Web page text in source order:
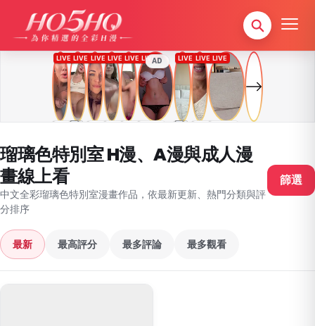
AD
瑠璃色特別室 H漫、A漫與成人漫
畫線上看
中文全彩瑠璃色特別室漫畫作品，依最新更新、熱門分類與評
分排序
篩選
最新 最高評分 最多評論 最多觀看